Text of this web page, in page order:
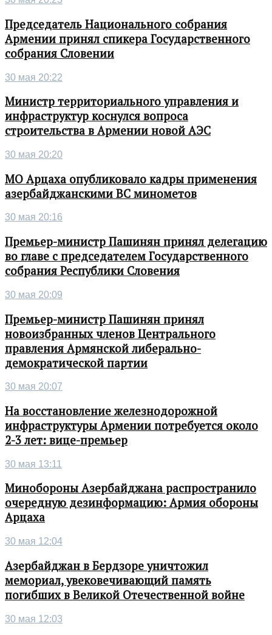
Председатель Национального собрания
Армении принял спикера Государственного
собрания Словении
30 мая 20:22
Министр территориального управления и
инфраструктур коснулся вопроса
строительства в Армении новой АЭС
30 мая 20:20
МО Арцаха опубликовало кадры применения
азербайджанскими ВС минометов
30 мая 20:16
Премьер-министр Пашинян принял делегацию
во главе с председателем Государственного
собрания Республики Словения
30 мая 20:09
Премьер-министр Пашинян принял
новоизбранных членов Центрального
правления Армянской либерально-
демократической партии
30 мая 20:07
На восстановление железнодорожной
инфраструктуры Армении потребуется около
2-3 лет: вице-премьер
30 мая 13:11
Минобороны Азербайджана распространило
очередную дезинформацию: Армия обороны
Арцаха
30 мая 12:04
Азербайджан в Бердзоре уничтожил
мемориал, увековечивающий память
погибших в Великой Отечественной войне
30 мая 12:03